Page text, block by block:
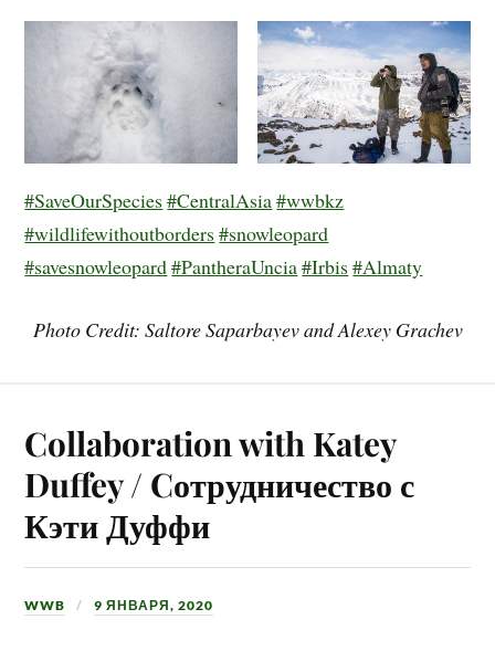
#SaveOurSpecies#CentralAsia#wwbkz
#wildlifewithoutborders#snowleopard
#savesnowleopard#PantheraUncia#Irbis#Almaty
Photo Credit: Saltore Saparbayevand Alexey Grachev
Collaboration with Katey
Duffey / Cотрудничество с
Кэти Дуффи
WWB 9 ЯНВАРЯ, 2020